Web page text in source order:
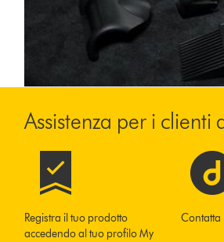
Assistenza per i clienti
Registra il tuo prodotto
accedendo al tuo profilo My
Contatta